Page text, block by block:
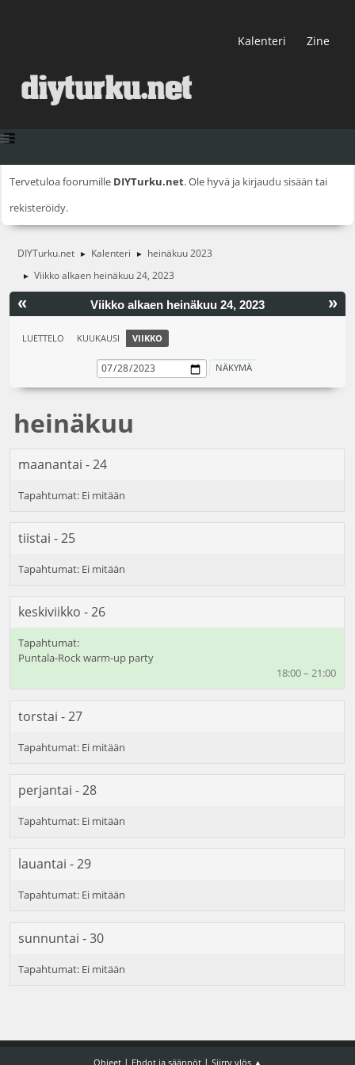
Kalenteri Zine
Tervetuloa foorumille DIYTurku.net. Ole hyvä ja kirjaudu sisään tai
rekisteröidy.
DIYTurku.net ► Kalenteri ► heinäkuu 2023
► Viikko alkaen heinäkuu 24, 2023
« »
Viikko alkaen heinäkuu 24, 2023
LUETTELO KUUKAUSI VIIKKO
heinäkuu
maanantai - 24
tiistai - 25
keskiviikko - 26
Puntala-Rock warm-up party
18:00 – 21:00
torstai - 27
perjantai - 28
lauantai - 29
sunnuntai - 30
Ohjeet| Ehdot ja säännöt| Siirry ylös ▲